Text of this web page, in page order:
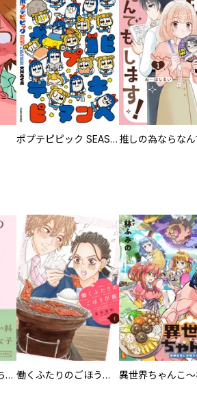
ポプテピピック SEASON EIGHT
働き女子3人のおうち晩酌 働くふたりのごほうび飯